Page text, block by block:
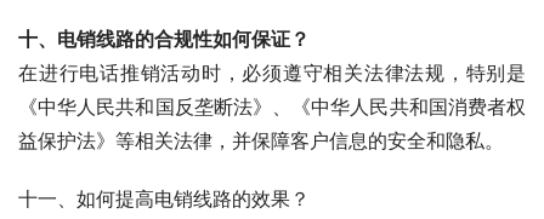
十、电销线路的合规性如何保证？
在进行电话推销活动时，必须遵守相关法律法规，特别是
《中华人民共和国反垄断法》、《中华人民共和国消费者权
益保护法》等相关法律，并保障客户信息的安全和隐私。
十一、如何提高电销线路的效果？